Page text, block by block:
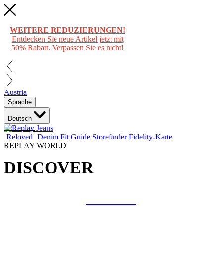
WEITERE REDUZIERUNGEN!
Entdecken Sie neue Artikel jetzt mit
50% Rabatt. Verpassen Sie es nicht!
Austria
Sprache
Deutsch
Reloved Denim Fit Guide Storefinder Fidelity-Karte
REPLAY WORLD
DISCOVER